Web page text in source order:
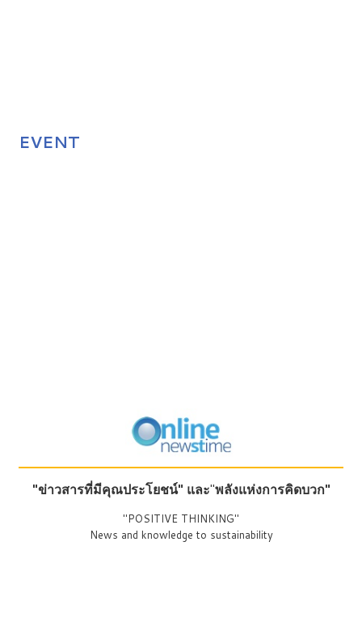
EVENT
"ข่าวสารที่มีคุณประโยชน์" และ"พลังแห่งการคิดบวก"
"POSITIVE THINKING"
News and knowledge to sustainability